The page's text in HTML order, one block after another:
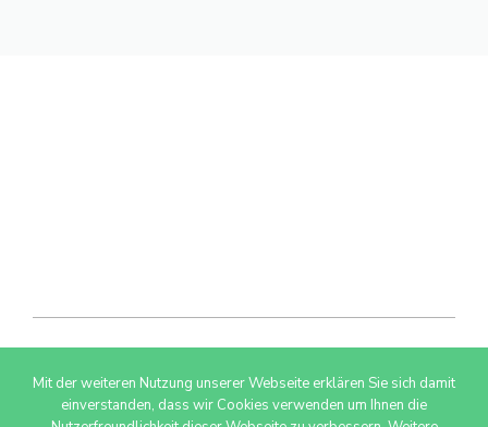
© 2026 AdSimple GmbH
Mit der weiteren Nutzung unserer Webseite erklären Sie sich damit
einverstanden, dass wir Cookies verwenden um Ihnen die